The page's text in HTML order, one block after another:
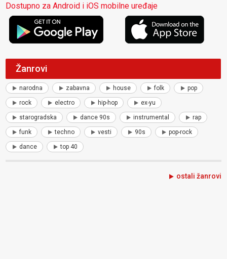
Dostupno za Android i iOS mobilne uređaje
Žanrovi
narodna zabavna house folk pop
rock electro hip-hop ex-yu
starogradska dance 90s instrumental rap
funk techno vesti 90s pop-rock
dance top 40
ostali žanrovi